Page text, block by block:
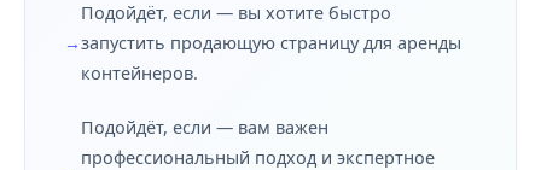
Подойдёт, если — вы хотите быстро
запустить продающую страницу для аренды
контейнеров.
Подойдёт, если — вам важен
профессиональный подход и экспертное